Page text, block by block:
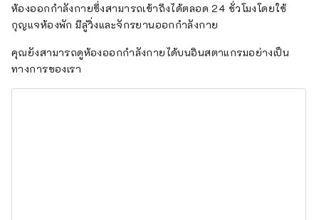
ห้องออกกำลังกายซึ่งสามารถเข้าถึงได้ตลอด 24 ชั่วโมงโดยใช้
กุญแจห้องพัก มีลู่วิ่งและจักรยานออกกำลังกาย
คุณยังสามารถดูห้องออกกำลังกายได้บนอินสตาแกรมอย่างเป็น
ทางการของเรา